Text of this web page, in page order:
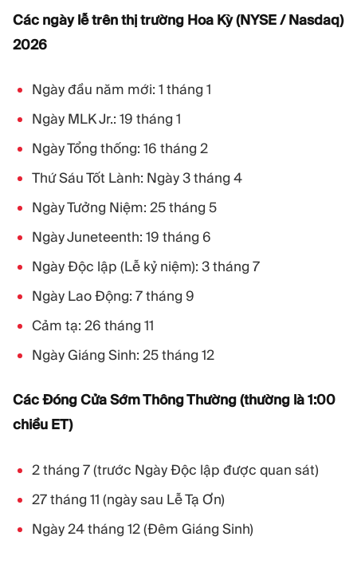
Các ngày lễ trên thị trường Hoa Kỳ (NYSE / Nasdaq)
2026
Ngày đầu năm mới: 1 tháng 1
Ngày MLK Jr.: 19 tháng 1
Ngày Tổng thống: 16 tháng 2
Thứ Sáu Tốt Lành: Ngày 3 tháng 4
Ngày Tưởng Niệm: 25 tháng 5
Ngày Juneteenth: 19 tháng 6
Ngày Độc lập (Lễ kỷ niệm): 3 tháng 7
Ngày Lao Động: 7 tháng 9
Cảm tạ: 26 tháng 11
Ngày Giáng Sinh: 25 tháng 12
Các Đóng Cửa Sớm Thông Thường (thường là 1:00
chiều ET)
2 tháng 7 (trước Ngày Độc lập được quan sát)
27 tháng 11 (ngày sau Lễ Tạ Ơn)
Ngày 24 tháng 12 (Đêm Giáng Sinh)